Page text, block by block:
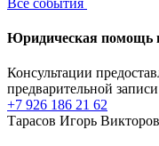
Юридическая помощь
Консультации
предварительной
+7 926 186 21 62
Тарасов Игорь